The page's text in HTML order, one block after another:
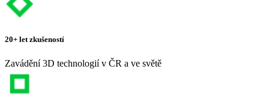
20+ let zkušeností
Zavádění 3D technologií v ČR a ve světě